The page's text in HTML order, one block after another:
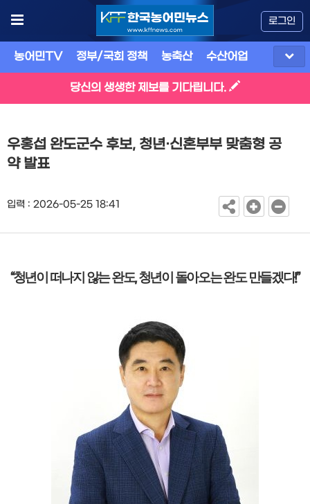
로그인
농어민TV 정부/국회 정책 농축산 수산어업
당신의 생생한 제보를 기다립니다.
우홍섭 완도군수 후보, 청년·신혼부부 맞춤형 공
약 발표
입력 : 2026-05-25 18:41
“청년이 떠나지 않는 완도,청년이 돌아오는 완도 만들겠다!”